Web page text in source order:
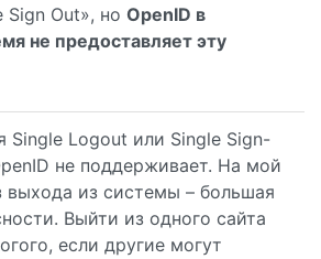
Sign Out», но OpenID в
не предоставляет эту
Single Logout или Single Sign-
не поддерживает. На мой
выхода из системы – большая
Выйти из одного сайта
если другие могут